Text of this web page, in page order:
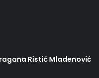
Ristić Mladenović